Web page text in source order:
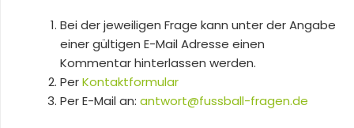
Bei der jeweiligen Frage kann unter der Angabe
einer gültigen E-Mail Adresse einen
Kommentar hinterlassen werden.
PerKontaktformular
Per E-Mail an: antwort@fussball-fragen.de